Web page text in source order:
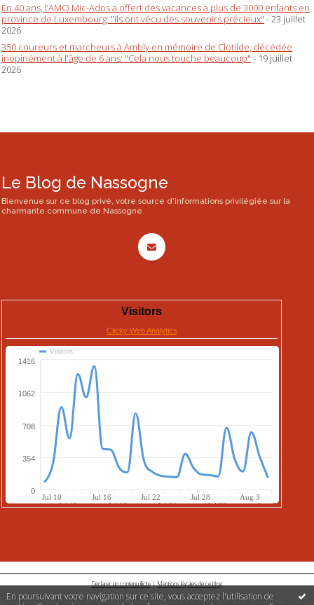
En poursuivant votre navigation sur ce site, vous acceptez l'utilisation de
En 40 ans, l’AMO Mic-Ados a offert des vacances à plus de 3000 enfants en
province de Luxembourg: "Ils ont vécu des souvenirs précieux" - 23 juillet
2026
350 coureurs et marcheurs à Ambly en mémoire de Clotilde, décédée
inopinément à l'âge de 6 ans: "Cela nous touche beaucoup" - 19 juillet
2026
Le Blog de Nassogne
Bienvenue sur ce blog privé, votre source d'informations privilégiée sur la
charmante commune de Nassogne
Déclarer un contenu illicite | Mentions légales de ce blog